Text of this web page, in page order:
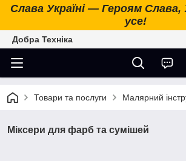
Слава Україні — Героям Слава,
усе!
Добра Техніка
Товари та послуги Малярний
Міксери для фарб та сумішей